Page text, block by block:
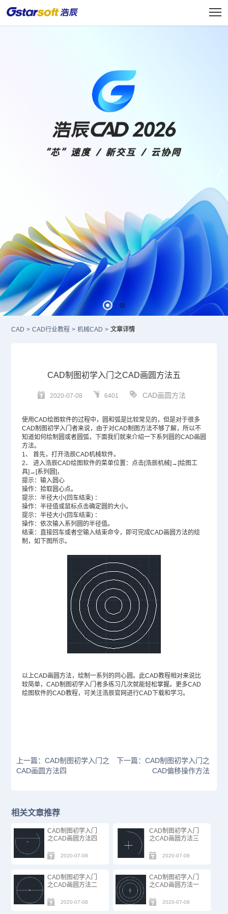
CAD > CAD行业教程 > 机械CAD > 文章详情
CAD制图初学入门之CAD画圆方法五
2020-07-08 6401 CAD画圆方法
使用CAD绘图软件的过程中，圆和弧是比较常见的，但是对于很多
CAD制图初学入门者来说，由于对CAD制图方法不够了解，所以不
知道如何绘制圆或者圆弧，下面我们就来介绍一下系列圆的CAD画圆
方法。
1、
首先，打开浩辰CAD机械软件。
2、
进入浩辰CAD绘图软件的菜单位置：点击[浩辰机械]→[绘图工
具]→[系列圆]，
提示：输入圆心
操作：拾取圆心点。
提示：半径大小(回车结束) ：
操作：半径值或鼠标点击确定圆的大小。
提示：半径大小(回车结束) ：
操作：依次输入系列圆的半径值。
结束：直接回车或者空输入结束命令，即可完成CAD画圆方法的绘
制，如下图所示。
以上CAD画圆方法，绘制一系列的同心圆。此CAD教程相对来说比
较简单， CAD制图初学入门 者多练习几次就能轻松掌握。更多CAD
绘图软件的CAD教程，可关注浩辰官网进行CAD下载和学习。
上一篇：CAD制图初学入门之
CAD画圆方法四
下一篇：CAD制图初学入门之
CAD偏移操作方法
相关文章推荐
CAD制图初学入门
之CAD画圆方法四
2020-07-08
CAD制图初学入门
之CAD画圆方法三
2020-07-08
CAD制图初学入门
之CAD画圆方法二
2020-07-08
CAD制图初学入门
之CAD画圆方法一
2020-07-08